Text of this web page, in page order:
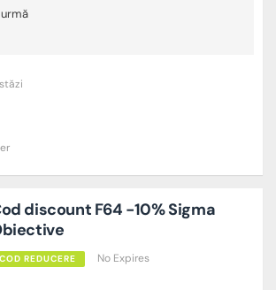
discount F64 -10% Sigma
COD REDUCERE No Expires